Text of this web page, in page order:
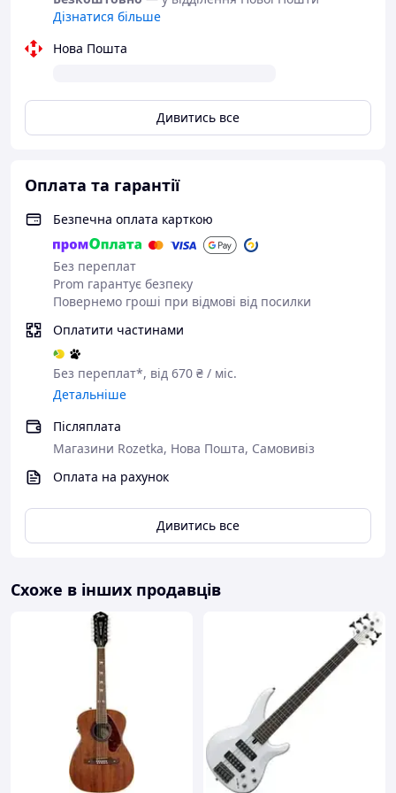
Характеристики:
Верхня дека: Ялина
Гриф:Нато (Мора)
Палісандр
Бридж:Палісандр
К-ть ладів:19
Мензура
Ширина верхнього поріжка:
Розмір:Повнорозмірна (4/4), 39 дюймів
Огляд звучання гітари Yamaha C40:
• Класична гітара
• Водонепроникний чохол Musicbag
• Скарбничка під медіатор
• 1-а струна Alice (додаткова)
Оплата:
Оплата здійснюється при отриманні товару.
Відправляємо по всій Україні без передоплат,
накладеним платежем або з оплатою на карту.
Дізнатися більше
Нова Пошта
Дивитись все
Оплата та гарантії
Безпечна оплата карткою
Без переплат
Prom гарантує безпеку
Повернемо гроші при відмові від посилки
Оплатити частинами
Без переплат*, від 670 ₴ / міс.
Детальніше
Післяплата
Магазини Rozetka, Нова Пошта, Самовивіз
Оплата на рахунок
Дивитись все
Схоже в інших продавців